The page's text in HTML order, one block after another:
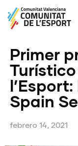
Primer
Spain
febrero 14, 2021